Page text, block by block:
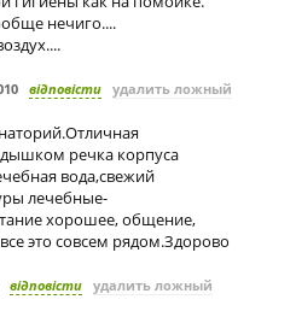
нечиго....
відповісти удалить ложный
речка корпуса
вода,свежий
лечебные-
хорошее, общение,
это совсем рядом.Здорово
відповісти удалить ложный